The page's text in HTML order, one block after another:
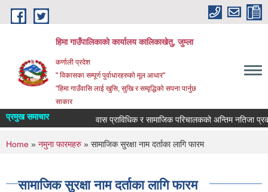
Skip to main content
हिमा गाउँपालिकाकाे कार्यालय कालिकाखेतु, जुम्ला
कर्णाली प्रदेश
" विकासका सम्पूर्ण पुर्वाधारहरुको मूल आधार"
"हिमा गाउँवासि लाई खुसि, सुखि र सम्वृद्धिको सपना पार्नुछ
साकार
प्रमुख समाचार वास प्राविधिक र सामाजिक परिचालकको अन्तिम नतिजा
You are here
Home » नमुना फारमहरु » सामाजिक सुरक्षा नाम दर्ताका लागि फारम
सामाजिक सुरक्षा नाम दर्ताका लागि फारम